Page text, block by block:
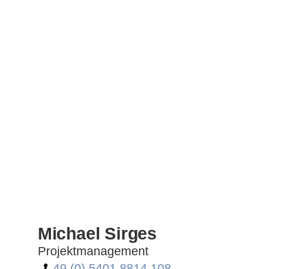
Michael Sirges
Projektmanagement